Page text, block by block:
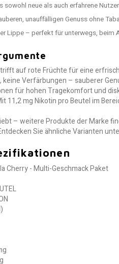
sowohl neue als auch erfahrene
unauffälligen Genuss ohne
Lippe – perfekt für unterwegs, beim
auf rote Früchte für eine
keine Verfärbungen – sauberer
für hohen Tragekomfort und
11,2 mg Nikotin pro Beutel im
– weitere Produkte der Marke
Sie ähnliche Varianten
Cherry - Multi-Geschmack Paket